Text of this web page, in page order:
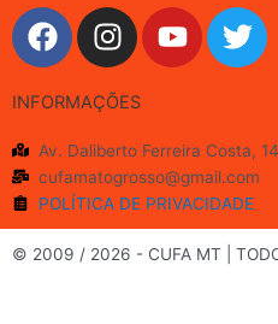
F
a
e
b
o
o
k
I
n
t
a
g
r
a
m
Y
o
u
b
e
T
w
t
e
r
INFORMAÇÕES
Av. Daliberto Ferreira Costa,
cufamatogrosso@gmail.com
POLÍTICA DE PRIVACIDADE
© 2009 / 2026 - CUFA MT |